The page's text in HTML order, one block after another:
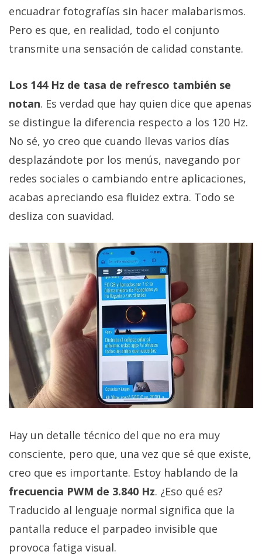
encuadrar fotografías sin hacer malabarismos.
Pero es que, en realidad, todo el conjunto
transmite una sensación de calidad constante.
Los 144 Hz de tasa de refresco también se
notan. Es verdad que hay quien dice que apenas
se distingue la diferencia respecto a los 120 Hz.
No sé, yo creo que cuando llevas varios días
desplazándote por los menús, navegando por
redes sociales o cambiando entre aplicaciones,
acabas apreciando esa fluidez extra. Todo se
desliza con suavidad.
Hay un detalle técnico del que no era muy
consciente, pero que, una vez que sé que existe,
creo que es importante. Estoy hablando de la
frecuencia PWM de 3.840 Hz. ¿Eso qué es?
Traducido al lenguaje normal significa que la
pantalla reduce el parpadeo invisible que
provoca fatiga visual.